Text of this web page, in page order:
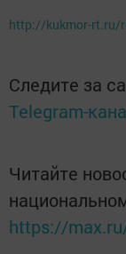
http://kukmor-rt.ru/
Следите за
Telegram-
Читайте
https://